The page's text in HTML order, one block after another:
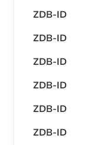
ZDB-ID
ZDB-ID
ZDB-ID
ZDB-ID
ZDB-ID
ZDB-ID